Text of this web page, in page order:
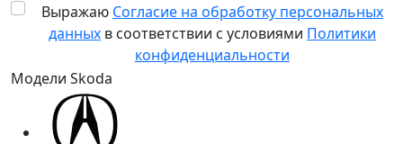
Выражаю Согласие на обработку персональных
данных в соответствии с условиями Политики
конфиденциальности
Модели Skoda